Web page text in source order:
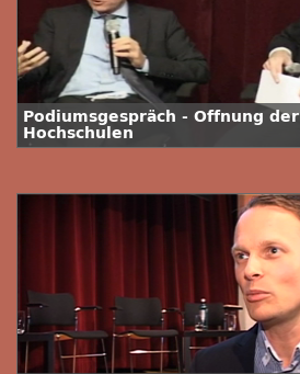
Podiumsgespräch - Öffnung der
Hochschulen